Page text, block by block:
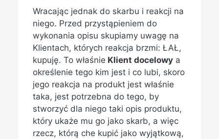
Wracając jednak do skarbu i reakcji na
niego. Przed przystąpieniem do
wykonania opisu skupiamy uwagę na
Klientach, których reakcja brzmi: ŁAŁ,
kupuję. To właśnie Klient docelowy a
określenie tego kim jest i co lubi, skoro
jego reakcja na produkt jest właśnie
taka, jest potrzebna do tego, by
stworzyć dla niego taki opis produktu,
który ukaże mu go jako skarb, a więc
rzecz, którą che kupić jako wyjątkową,